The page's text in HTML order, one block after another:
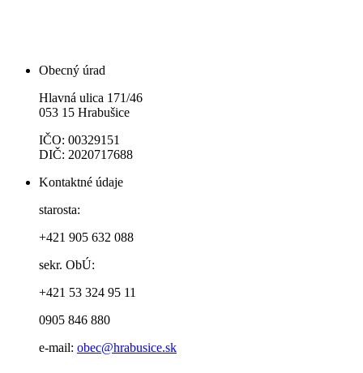
Obecný úrad
Hlavná ulica 171/46
053 15 Hrabušice
IČO: 00329151
DIČ: 2020717688
Kontaktné údaje
starosta:
+421 905 632 088
sekr. ObÚ:
+421 53 324 95 11
0905 846 880
e-mail: obec@hrabusice.sk